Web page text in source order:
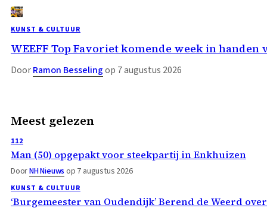
KUNST & CULTUUR
WEEFF Top Favoriet komende week in handen
DoorRamon Besselingop 7 augustus 2026
Meest gelezen
112
Man (50) opgepakt voor steekpartij in Enkhuizen
DoorNH Nieuws op 7 augustus 2026
KUNST & CULTUUR
‘Burgemeester van Oudendijk’ Berend de Weerd